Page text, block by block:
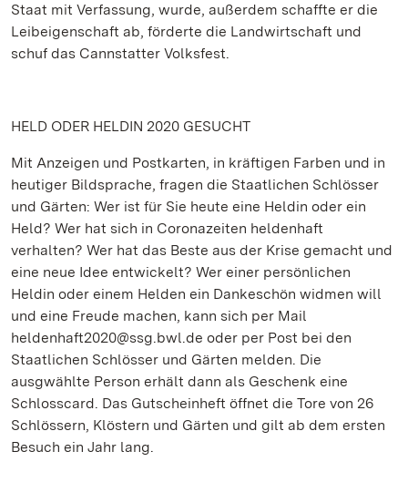
Staat mit Verfassung, wurde, außerdem schaffte er die
Leibeigenschaft ab, förderte die Landwirtschaft und
schuf das Cannstatter Volksfest.
HELD ODER HELDIN 2020 GESUCHT
Mit Anzeigen und Postkarten, in kräftigen Farben und in
heutiger Bildsprache, fragen die Staatlichen Schlösser
und Gärten: Wer ist für Sie heute eine Heldin oder ein
Held? Wer hat sich in Coronazeiten heldenhaft
verhalten? Wer hat das Beste aus der Krise gemacht und
eine neue Idee entwickelt? Wer einer persönlichen
Heldin oder einem Helden ein Dankeschön widmen will
und eine Freude machen, kann sich per Mail
heldenhaft2020@ssg.bwl.de oder per Post bei den
Staatlichen Schlösser und Gärten melden. Die
ausgwählte Person erhält dann als Geschenk eine
Schlosscard. Das Gutscheinheft öffnet die Tore von 26
Schlössern, Klöstern und Gärten und gilt ab dem ersten
Besuch ein Jahr lang.